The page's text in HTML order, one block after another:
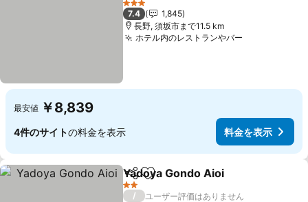
3 ホテルのランク
7.4
1,845
長野, 須坂市まで11.5 km
ホテル内のレストランやバー
最安値 ￥8,839
4件のサイトの料金を表示 料金を表示
シェアお気に入りに追加
Yadoya Gondo Aioi
2 ホテルのランク
/
ユーザー評価はありません